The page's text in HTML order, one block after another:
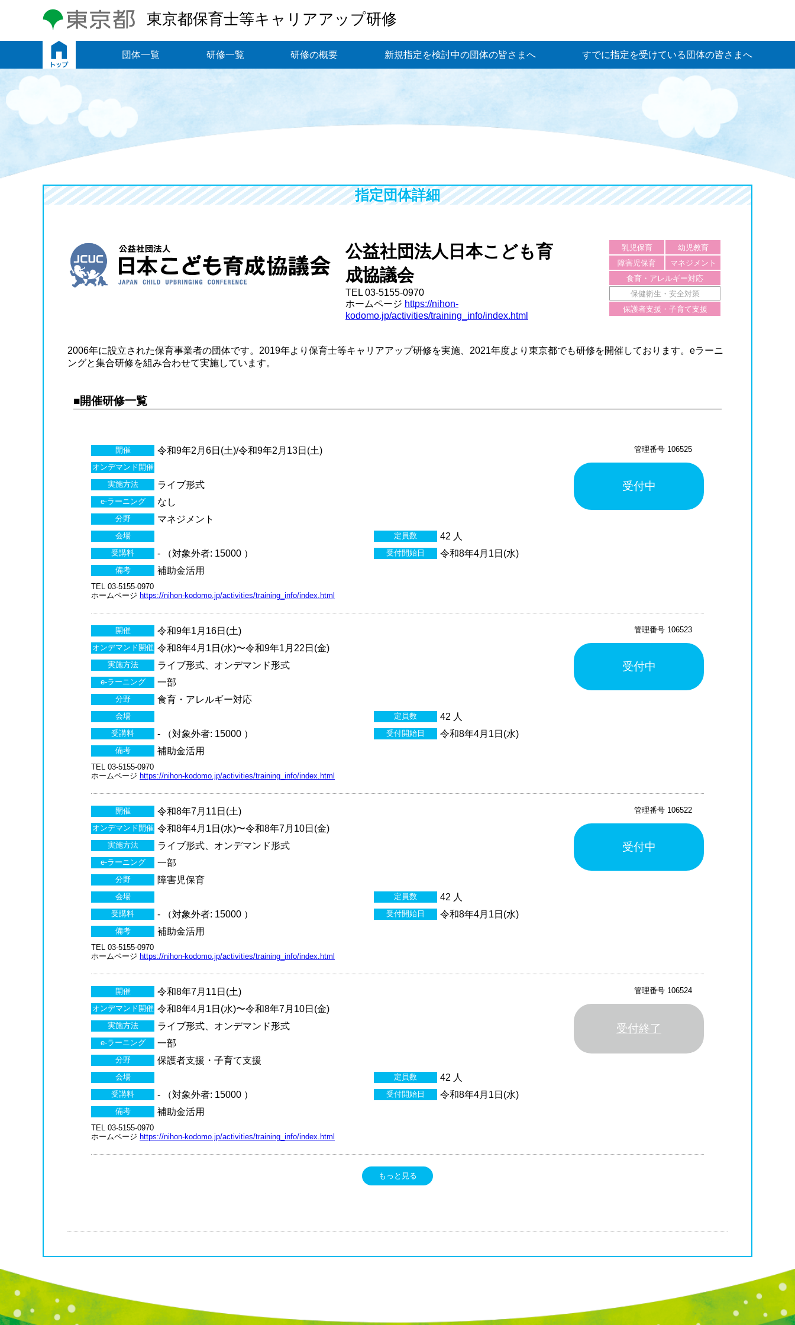
東京都保育士等キャリアアップ研修
団体一覧 研修一覧 研修の概要 新規指定を検討中の団体の皆さまへ すでに指定を受けている団体の皆さまへ
指定団体詳細
乳児保育
幼児教育
障害児保育
マネジメント
食育・アレルギー対応
保健衛生・安全対策
保護者支援・子育て支援
公益社団法人日本こども育
成協議会
TEL 03-5155-0970
ホームページ https://nihon-
kodomo.jp/activities/training_info/index.html
2006年に設立された保育事業者の団体です。2019年より保育士等キャリアアップ研修を実施、2021年度より東京都でも研修を開催しております。eラーニ
ングと集合研修を組み合わせて実施しています。
■開催研修一覧
開催 令和9年2月6日(土)/令和9年2月13日(土)
オンデマンド開催
実施方法
ライブ形式
e-ラーニング なし
分野 マネジメント
会場 定員数 42 人
受講料 - （対象外者: 15000 ） 受付開始日 令和8年4月1日(水)
備考 補助金活用
TEL 03-5155-0970
ホームページ https://nihon-kodomo.jp/activities/training_info/index.html
受付中
管理番号 106525
開催 令和9年1月16日(土)
オンデマンド開催 令和8年4月1日(水)〜令和9年1月22日(金)
実施方法 ライブ形式、オンデマンド形式
e-ラーニング 一部
分野 食育・アレルギー対応
会場 定員数 42 人
受講料 - （対象外者: 15000 ） 受付開始日 令和8年4月1日(水)
備考 補助金活用
TEL 03-5155-0970
ホームページ https://nihon-kodomo.jp/activities/training_info/index.html
受付中
管理番号 106523
開催 令和8年7月11日(土)
オンデマンド開催 令和8年4月1日(水)〜令和8年7月10日(金)
実施方法 ライブ形式、オンデマンド形式
e-ラーニング 一部
分野 障害児保育
会場 定員数 42 人
受講料 - （対象外者: 15000 ） 受付開始日 令和8年4月1日(水)
備考 補助金活用
TEL 03-5155-0970
ホームページ https://nihon-kodomo.jp/activities/training_info/index.html
受付中
管理番号 106522
開催 令和8年7月11日(土)
オンデマンド開催 令和8年4月1日(水)〜令和8年7月10日(金)
実施方法 ライブ形式、オンデマンド形式
e-ラーニング 一部
分野 保護者支援・子育て支援
会場 定員数 42 人
受講料 - （対象外者: 15000 ） 受付開始日 令和8年4月1日(水)
備考 補助金活用
TEL 03-5155-0970
ホームページ https://nihon-kodomo.jp/activities/training_info/index.html
受付終了
管理番号 106524
もっと見る